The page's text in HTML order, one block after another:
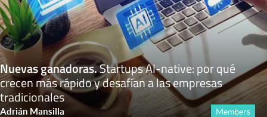
Nuevas ganadoras.Startups AI-native: por qué
crecen más rápido y desafían a las empresas
tradicionales
Adrián Mansilla Members